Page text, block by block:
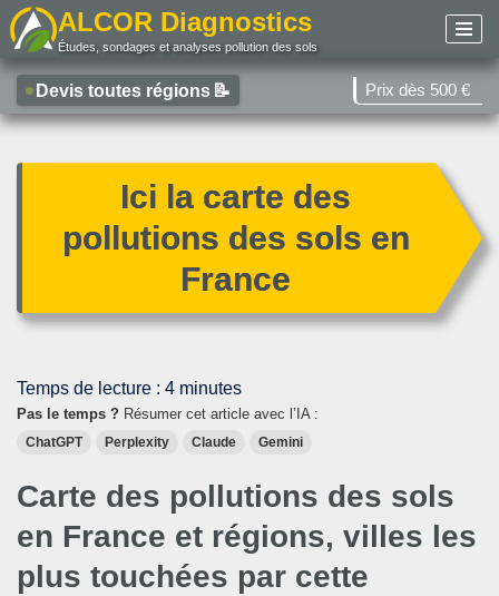
au
contenu
ALCOR Diagnostics
Études, sondages et analyses pollution des sols
Devis toutes régions 📝 Prix dès 500 €
Ici la carte des
pollutions des sols en
France
Temps de lecture : 4 minutes
Pas le temps ? Résumer cet article avec l’IA :
ChatGPT Perplexity Claude Gemini
Carte des pollutions des sols
en France et régions, villes les
plus touchées par cette